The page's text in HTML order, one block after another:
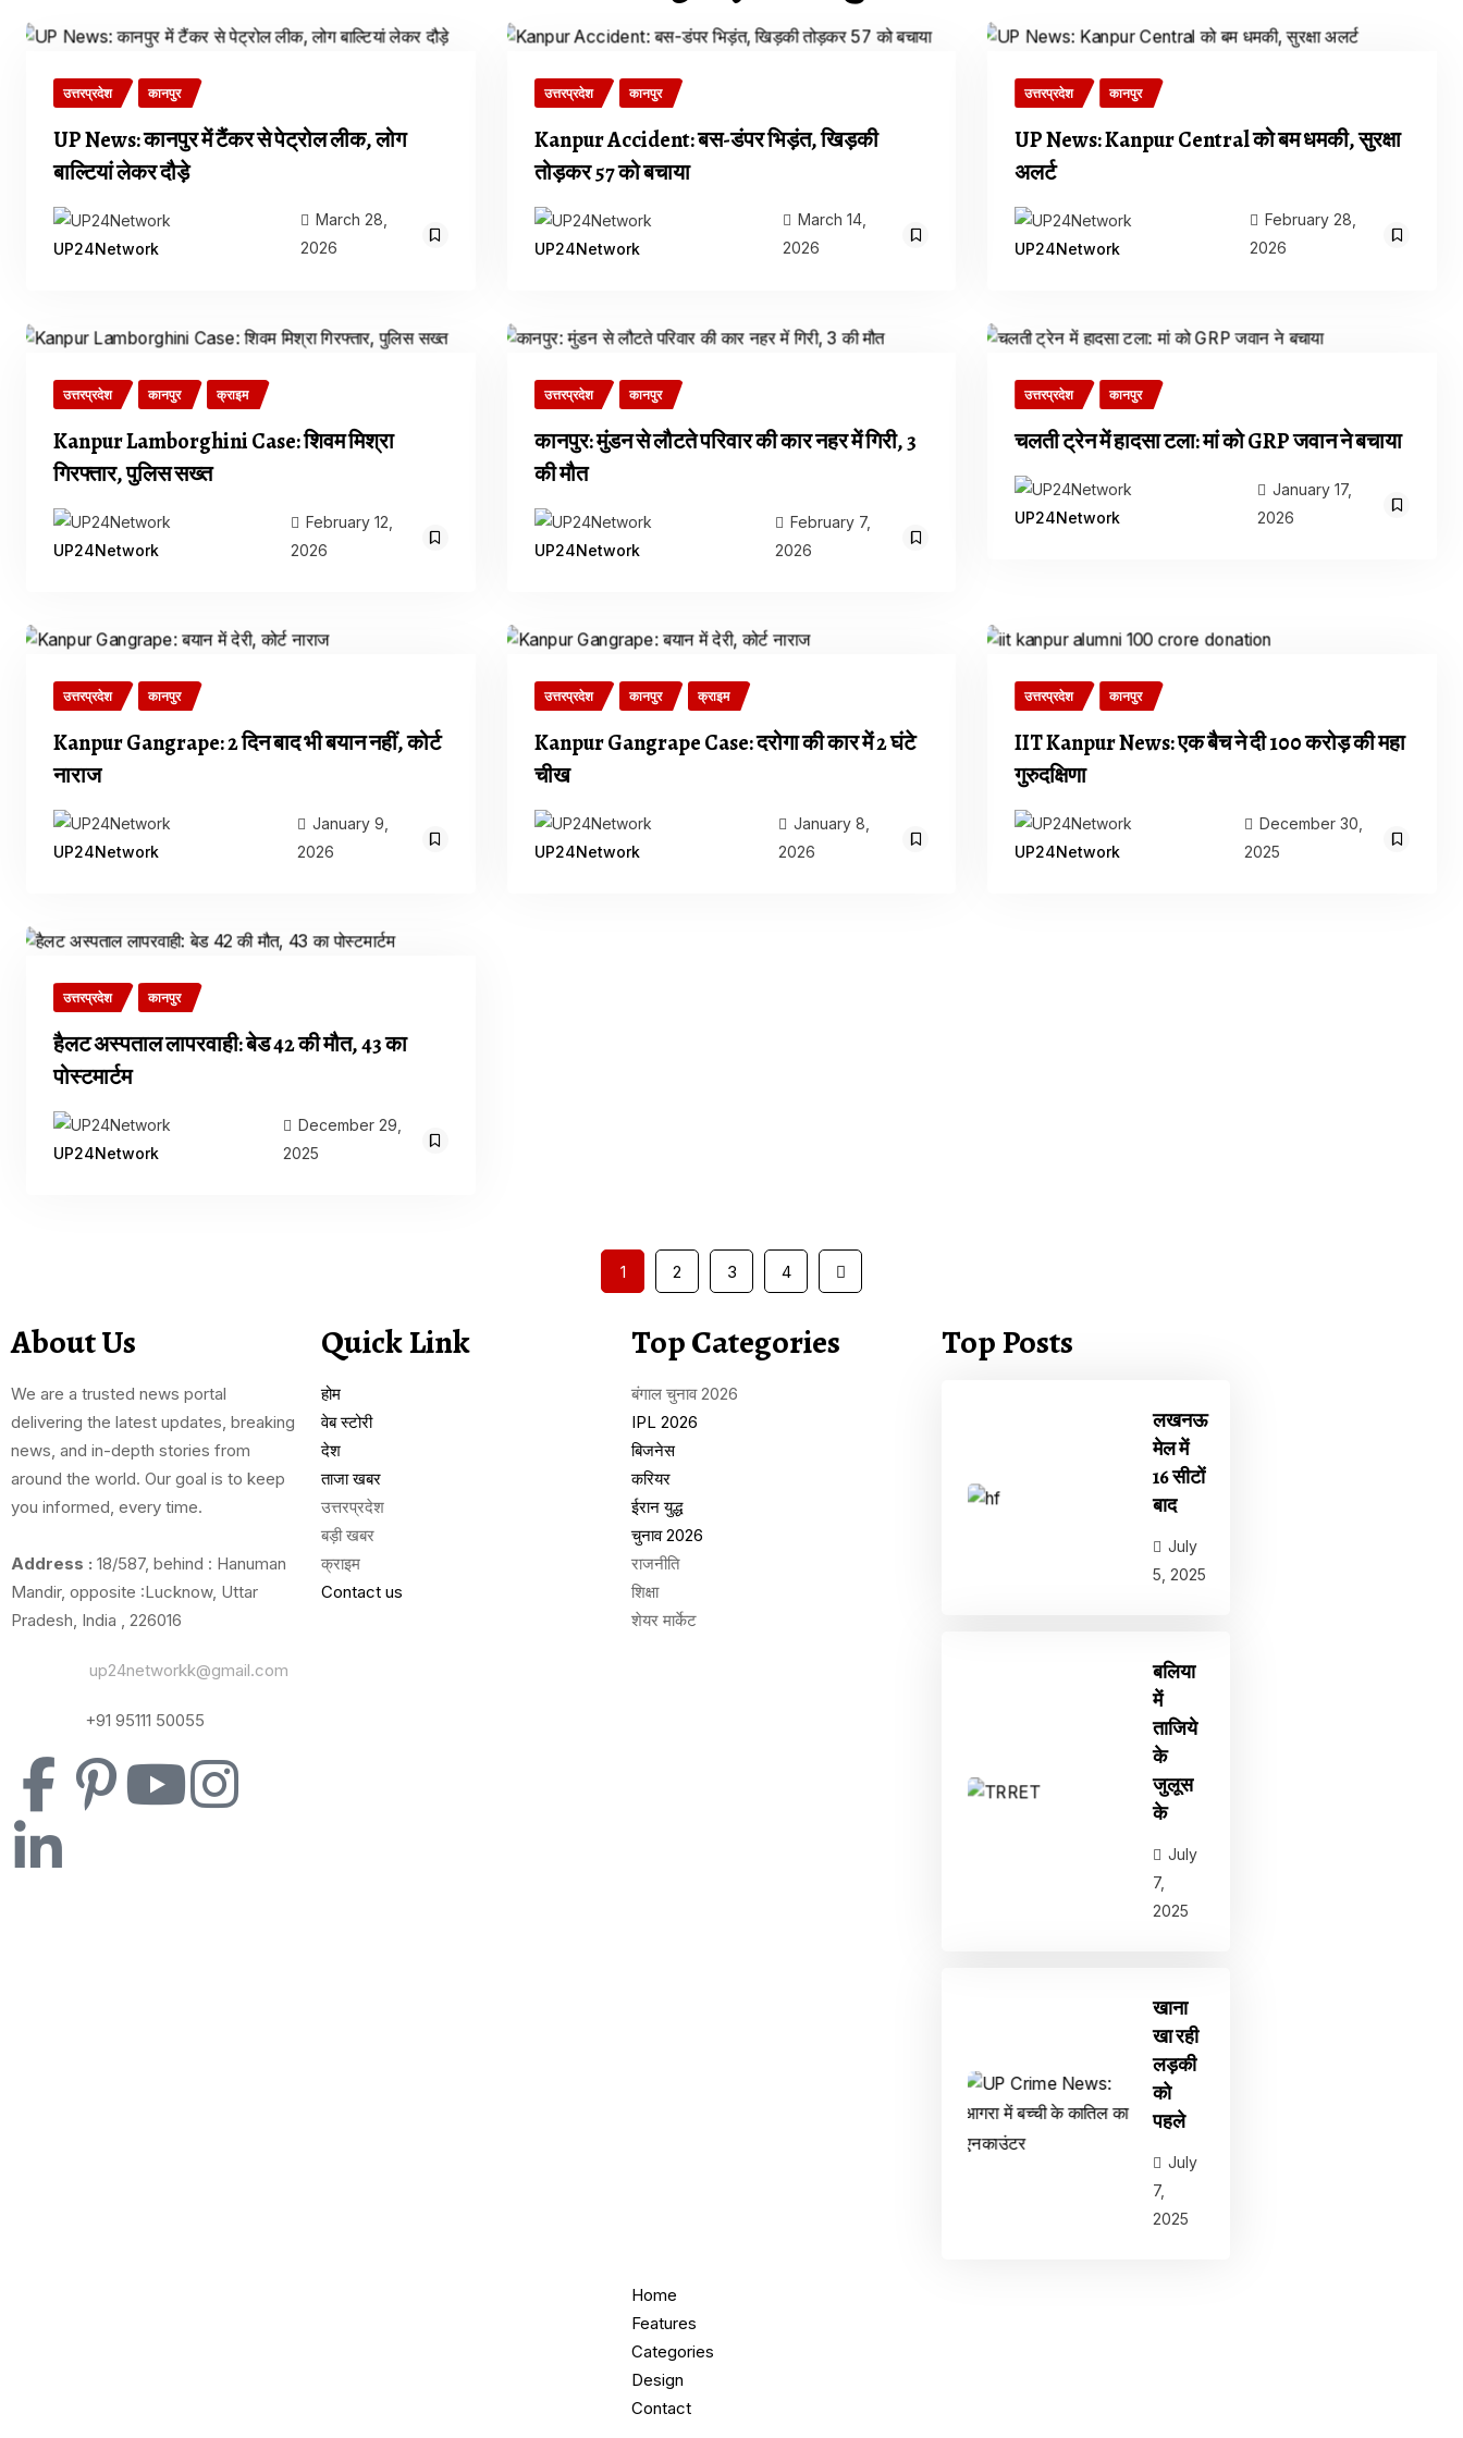
उत्तरप्रदेश कानपुर
UP News: कानपुर में टैंकर से पेट्रोल लीक, लोग
बाल्टियां लेकर दौड़े
UP24Network
March 28,
2026
उत्तरप्रदेश कानपुर
Kanpur Accident: बस-डंपर भिड़ंत, खिड़की
तोड़कर 57 को बचाया
UP24Network
March 14,
2026
उत्तरप्रदेश कानपुर
UP News: Kanpur Central को बम धमकी, सुरक्षा
अलर्ट
UP24Network
February 28,
2026
उत्तरप्रदेश कानपुर क्राइम
Kanpur Lamborghini Case: शिवम मिश्रा
गिरफ्तार, पुलिस सख्त
UP24Network
February 12,
2026
उत्तरप्रदेश कानपुर
कानपुर: मुंडन से लौटते परिवार की कार नहर में गिरी, 3
की मौत
UP24Network
February 7,
2026
उत्तरप्रदेश कानपुर
चलती ट्रेन में हादसा टला: मां को GRP जवान ने बचाया
UP24Network
January 17,
2026
उत्तरप्रदेश कानपुर
Kanpur Gangrape: 2 दिन बाद भी बयान नहीं, कोर्ट
नाराज
UP24Network
January 9,
2026
उत्तरप्रदेश कानपुर क्राइम
Kanpur Gangrape Case: दरोगा की कार में 2 घंटे
चीख
UP24Network
January 8,
2026
उत्तरप्रदेश कानपुर
IIT Kanpur News: एक बैच ने दी ₹100 करोड़ की महा
गुरुदक्षिणा
UP24Network
December 30,
2025
उत्तरप्रदेश कानपुर
हैलट अस्पताल लापरवाही: बेड 42 की मौत, 43 का
पोस्टमार्टम
UP24Network
December 29,
2025
1 2 3 4
About Us
We are a trusted news portal
delivering the latest updates, breaking
news, and in-depth stories from
around the world. Our goal is to keep
you informed, every time.
Address : 18/587, behind : Hanuman
Mandir, opposite :Lucknow, Uttar
Pradesh, India , 226016
up24networkk@gmail.com
+91 95111 50055
Quick Link
होम
वेब स्टोरी
देश
ताजा खबर
उत्तरप्रदेश
बड़ी खबर
क्राइम
Contact us
Top Categories
बंगाल चुनाव 2026
IPL 2026
बिजनेस
करियर
ईरान युद्ध
चुनाव 2026
राजनीति
शिक्षा
शेयर मार्केट
Top Posts
लखनऊ
मेल में
16 सीटों
बाद
July
5, 2025
बलिया
में
ताजिये
के
जुलूस
के
July
7,
2025
खाना
खा रही
लड़की
को
पहले
July
7,
2025
Home
Features
Categories
Design
Contact